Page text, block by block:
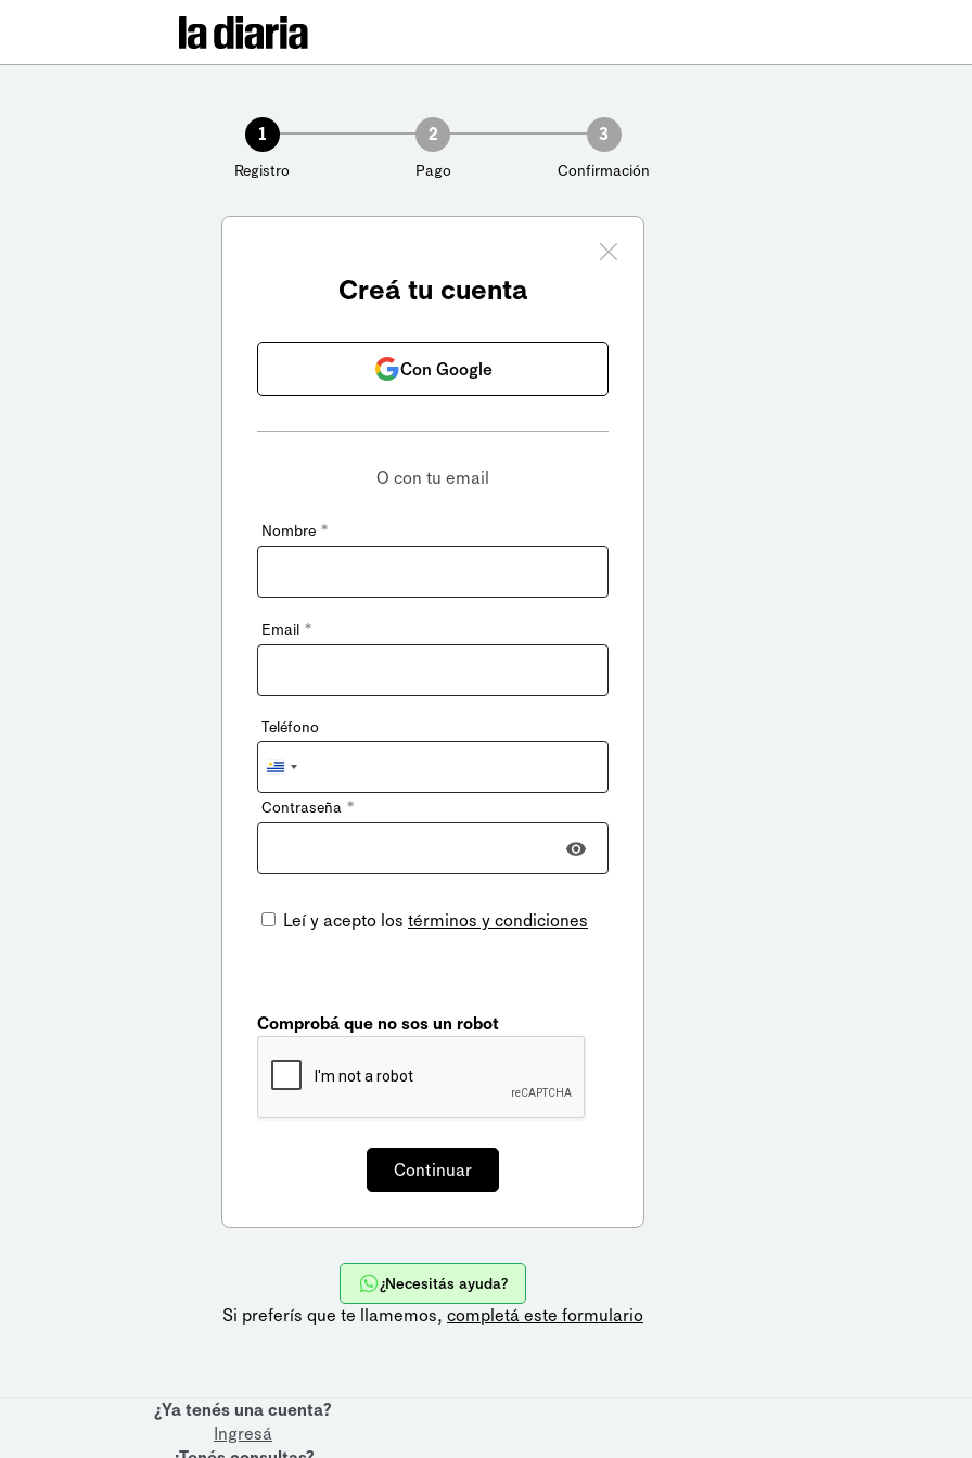
1
Registro
2
Pago
3
Confirmación
Creá tu cuenta
Con Google
O con tu email
Nombre *
Email *
Teléfono
Uruguay
+598
Contraseña *
Leí y acepto los términos y condiciones
Comprobá que no sos un robot
¿Necesitás ayuda?
Si preferís que te llamemos, completá este formulario
¿Ya tenés una cuenta?
Ingresá